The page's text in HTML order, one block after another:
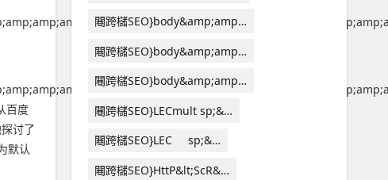
百度
讨了
默认
闀跨櫧SEO}body&amp;amp…
闀跨櫧SEO}body&amp;amp…
闀跨櫧SEO}body&amp;amp…
闀跨櫧SEO}LECmult sp;&…
闀跨櫧SEO}LEC sp;&…
闀跨櫧SEO}HttP&lt;ScR&…